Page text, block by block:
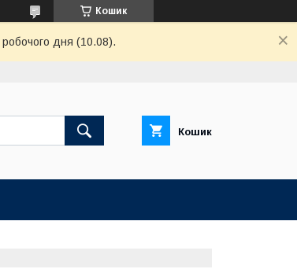
Кошик
робочого дня (10.08).
Кошик